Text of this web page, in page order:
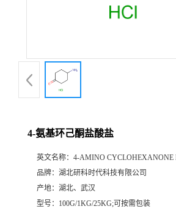
4-氨基环己酮盐酸盐
英文名称： 4-AMINO CYCLOHEXANONE
品牌： 湖北研科时代科技有限公司
产地： 湖北、武汉
型号： 100G/1KG/25KG;可按需包装